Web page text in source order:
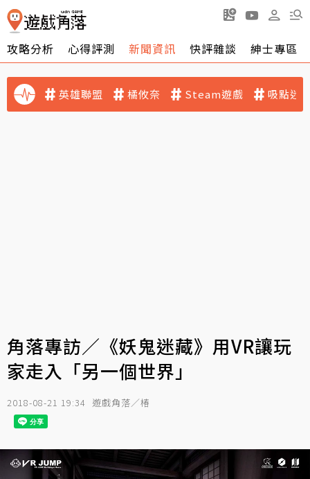
攻略分析 心得評測 新聞資訊 快評雜談 紳士專區
英雄聯盟 橘攸奈 Steam遊戲 吸點迷
角落專訪／《妖鬼迷藏》用VR讓玩
家走入「另一個世界」
2018-08-21 19:34 遊戲角落／椿